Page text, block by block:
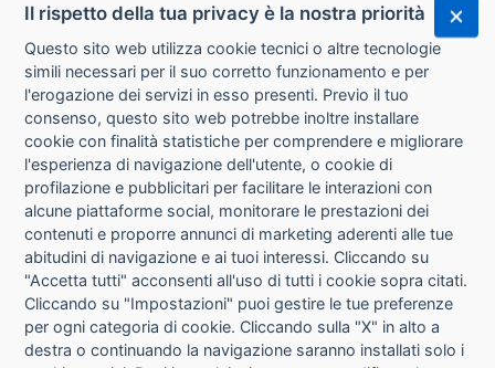
CHI SIAMO
CONTATTI
CONDIZIONI DI VENDITA
RICHIESTA RECESSO
Il rispetto della tua privacy è la nostra priorità
Questo sito web utilizza cookie tecnici o altre tecnologie
simili necessari per il suo corretto funzionamento e per
l'erogazione dei servizi in esso presenti. Previo il tuo
consenso, questo sito web potrebbe inoltre installare
cookie con finalità statistiche per comprendere e migliorare
l'esperienza di navigazione dell'utente, o cookie di
profilazione e pubblicitari per facilitare le interazioni con
alcune piattaforme social, monitorare le prestazioni dei
contenuti e proporre annunci di marketing aderenti alle tue
abitudini di navigazione e ai tuoi interessi. Cliccando su
"Accetta tutti" acconsenti all'uso di tutti i cookie sopra citati.
Cliccando su "Impostazioni" puoi gestire le tue preferenze
per ogni categoria di cookie. Cliccando sulla "X" in alto a
destra o continuando la navigazione saranno installati solo i